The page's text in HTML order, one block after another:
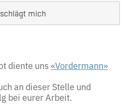
mich
diente uns«Vordermann»
an dieser Stelle und
bei eurer Arbeit.